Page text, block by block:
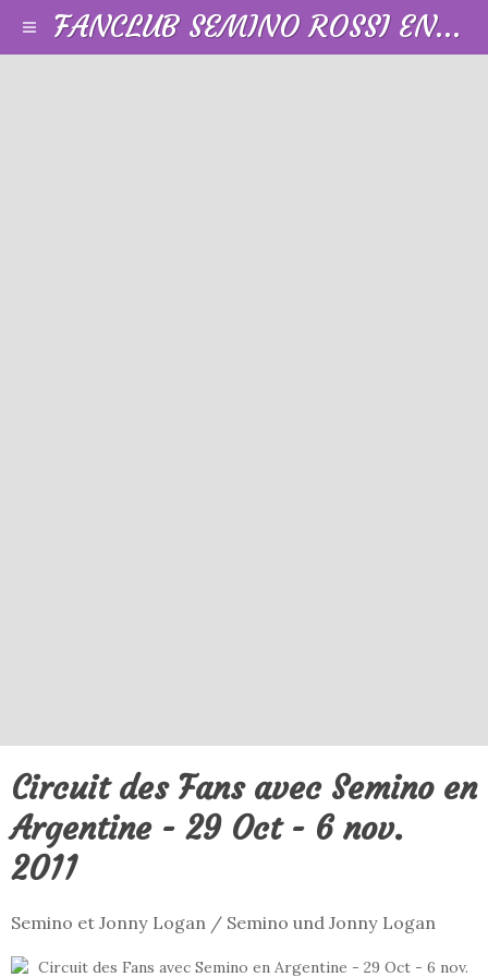
FANCLUB SEMINO ROSSI EN FRANCE
Circuit des Fans avec Semino en
Argentine - 29 Oct - 6 nov.
2011
Semino et Jonny Logan / Semino und Jonny Logan